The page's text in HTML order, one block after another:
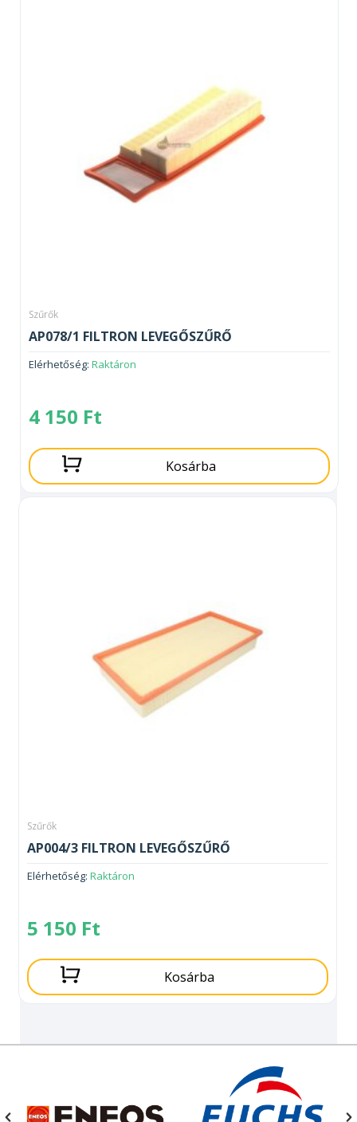
Szűrők
AP078/1 FILTRON LEVEGŐSZŰRŐ
Elérhetőség: Raktáron
4 150 Ft
Kosárba
Szűrők
AP004/3 FILTRON LEVEGŐSZŰRŐ
Elérhetőség: Raktáron
5 150 Ft
Kosárba